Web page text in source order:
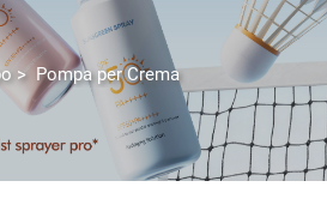
> Pompa per Crema